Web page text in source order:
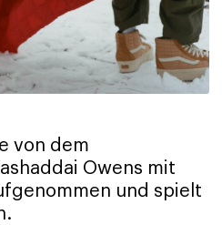
von dem
Owens mit
und spielt